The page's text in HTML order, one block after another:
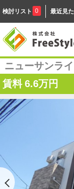
検討リスト 0 最近見
ニューサンラ
賃料 6.6万円